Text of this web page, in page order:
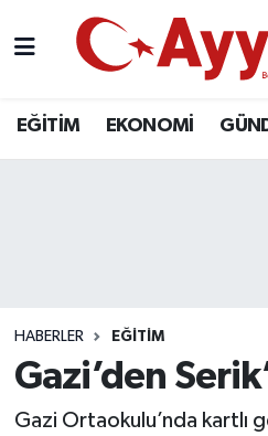
EĞİTİM EKONOMİ
HABERLER EĞİTİM
Gazi’den
Gazi Ortaokulu’nda kartlı